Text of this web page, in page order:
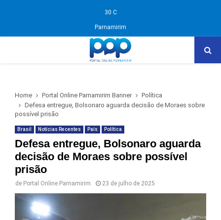
30 C
Parnamirim
Home Portal Online Parnamirim Banner
Política
Defesa entregue, Bolsonaro aguarda decisão de Moraes sobre
possível prisão
Brasil Notícias Recentes País Política
Defesa entregue, Bolsonaro aguarda
decisão de Moraes sobre possível
prisão
de Portal Online Parnamirim 23 de julho de 2025